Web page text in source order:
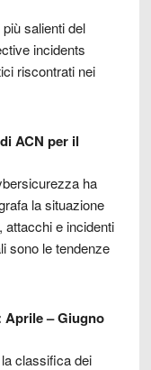
salienti del
incidents
riscontrati nei
ACN per il
ha
la situazione
attacchi e incidenti
sono le tendenze
Aprile – Giugno
classifica dei